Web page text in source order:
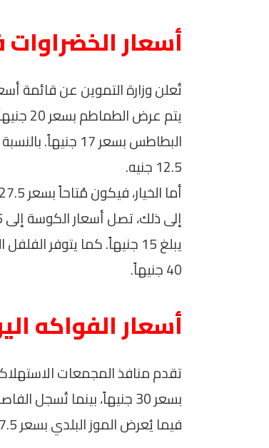
أسعار
تُعلن وزارة التموين عن قائمة
12.5 جنيه.
40 جنيهاً.
أسعار الفواكه
تقدم منافذ المجمعات
فيما يُعرض الموز البلدي بسعر 37.5 جنيه. أما الفراولة، فيمكن الحصول عليها بسعر 30 جنيهاً.